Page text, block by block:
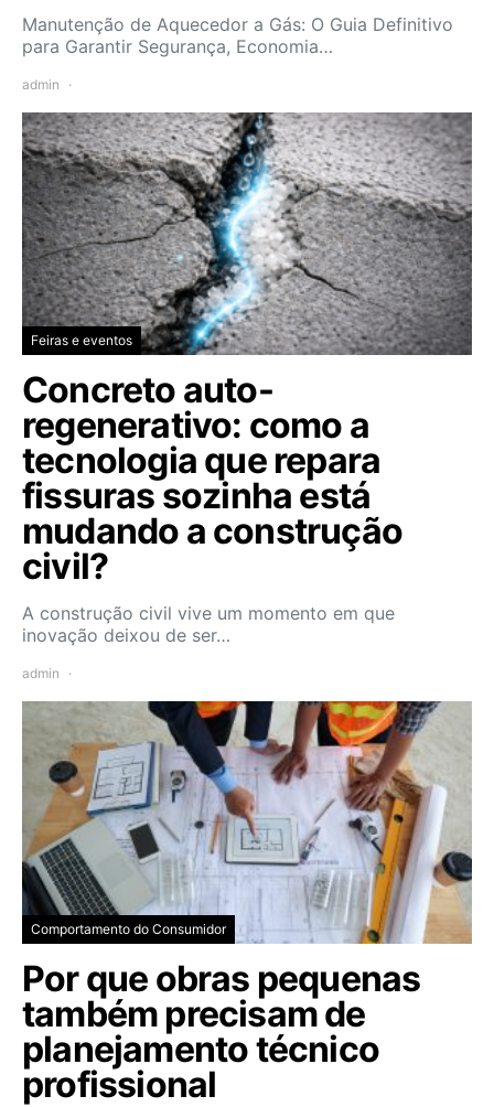
Manutenção de Aquecedor a Gás: O Guia Definitivo
para Garantir Segurança, Economia…
admin
Feiras e eventos
Concreto auto-
regenerativo: como a
tecnologia que repara
fissuras sozinha está
mudando a construção
civil?
A construção civil vive um momento em que
inovação deixou de ser…
admin
Comportamento do Consumidor
Por que obras pequenas
também precisam de
planejamento técnico
profissional